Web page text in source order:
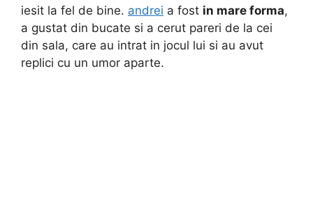
iesit la fel de bine. andrei a fost in mare forma,
a gustat din bucate si a cerut pareri de la cei
din sala, care au intrat in jocul lui si au avut
replici cu un umor aparte.